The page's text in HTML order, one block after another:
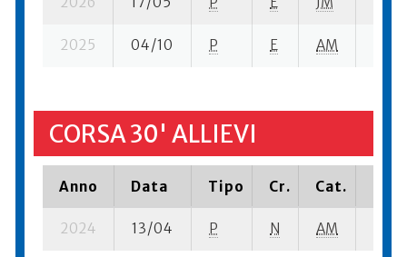
2025 04/10 P E AM
CORSA 30' ALLIEVI
Anno Data Tipo Cr. Cat.
2024 13/04 P N AM